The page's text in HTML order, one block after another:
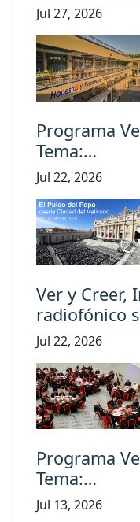
Jul 27, 2026
Programa
Tema:…
Jul 22, 2026
Ver y Creer,
radiofónico
Jul 22, 2026
Programa
Tema:…
Jul 13, 2026